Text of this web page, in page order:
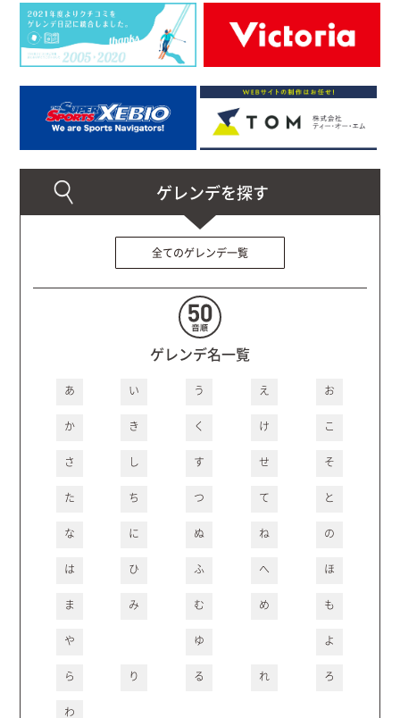
全てのゲレンデ一覧
ゲレンデ名一覧
あ い う え お
か き く け こ
さ し す せ そ
た ち つ て と
な に ぬ ね の
は ひ ふ へ ほ
ま み む め も
や ゆ よ
ら り る れ ろ
わ